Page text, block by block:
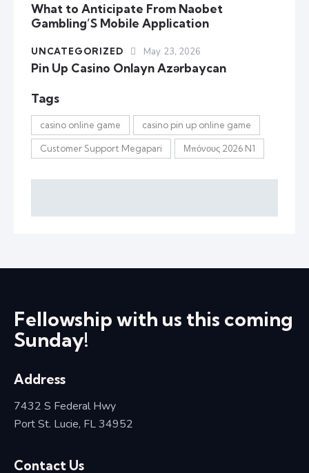
What to Anticipate From Naobet
Gambling’S Mobile Application
UNCATEGORIZED May 23, 2026
Pin Up Casino Onlayn Azərbaycan
Tags
casino online game casino pin up online game
Customer Support Megapari Μπόνους 2026 N1
Fellowship with us this coming
Sunday!
Address
7432 S Federal Hwy
Port St. Lucie, FL 34952
Contact Us